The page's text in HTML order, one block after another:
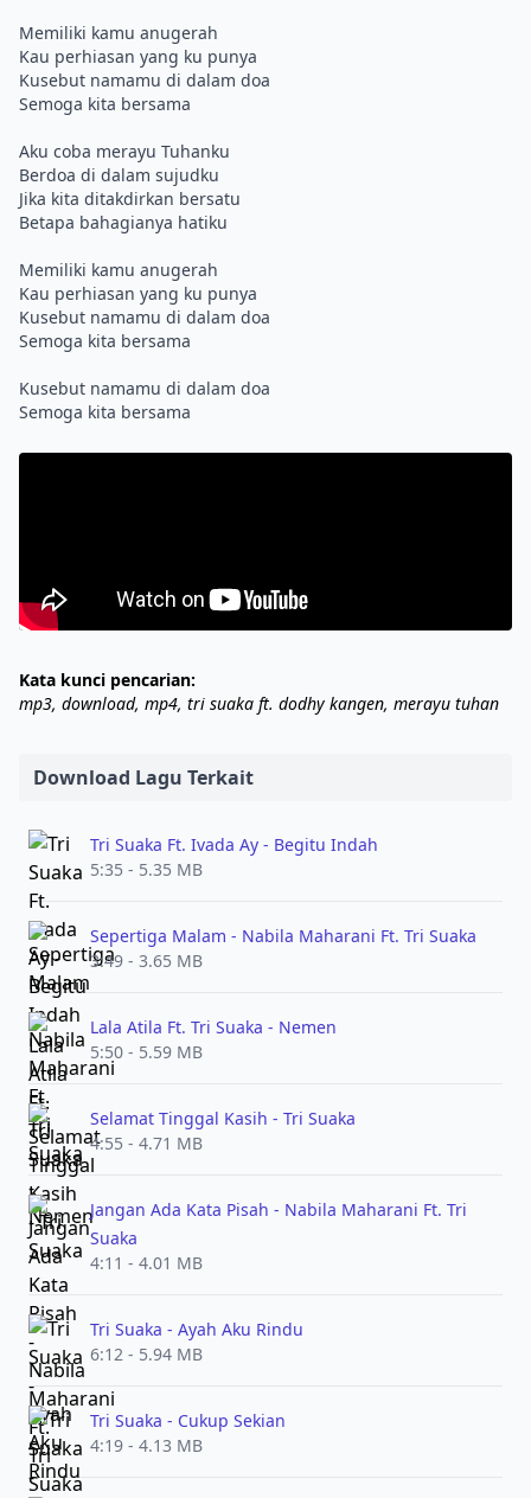
Memiliki kamu anugerah
Kau perhiasan yang ku punya
Kusebut namamu di dalam doa
Semoga kita bersama
Aku coba merayu Tuhanku
Berdoa di dalam sujudku
Jika kita ditakdirkan bersatu
Betapa bahagianya hatiku
Memiliki kamu anugerah
Kau perhiasan yang ku punya
Kusebut namamu di dalam doa
Semoga kita bersama
Kusebut namamu di dalam doa
Kata kunci pencarian:
mp3, download, mp4, tri suaka ft. dodhy kangen, merayu tuhan
Download Lagu Terkait
Tri Suaka Ft. Ivada Ay - Begitu Indah
5:35 - 5.35 MB
Sepertiga Malam - Nabila Maharani Ft. Tri Suaka
3:49 - 3.65 MB
Lala Atila Ft. Tri Suaka - Nemen
5:50 - 5.59 MB
Selamat Tinggal Kasih - Tri Suaka
4:55 - 4.71 MB
Jangan Ada Kata Pisah - Nabila Maharani Ft. Tri
Suaka
4:11 - 4.01 MB
Tri Suaka - Ayah Aku Rindu
6:12 - 5.94 MB
Tri Suaka - Cukup Sekian
4:19 - 4.13 MB